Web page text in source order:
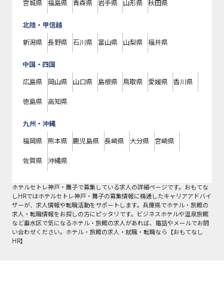
宮城県 福島県 青森県 岩手県 山形県 秋田県
北陸・甲信越
新潟県 長野県 石川県 富山県 山梨県 福井県
中国・四国
広島県 岡山県 山口県 島根県 鳥取県 愛媛県 香川県
徳島県 高知県
九州・沖縄
福岡県 熊本県 鹿児島県 長崎県 大分県 宮崎県
佐賀県 沖縄県
ホテルセトレ神戸・舞子で募集している求人の詳細ページです。おもてな
しHRではホテルセトレ神戸・舞子の募集情報に精通したキャリアアドバイ
ザーが、求人情報や転職活動をサポートします。兵庫県でホテル・旅館の
求人・転職情報をお探しの方にピッタリです。ビジネスホテルや温泉旅館
など垂水区で気になるホテル・旅館の求人があれば、電話やメールでお問
い合わせください。ホテル・旅館の求人・就職・転職なら【おもてなし
HR】